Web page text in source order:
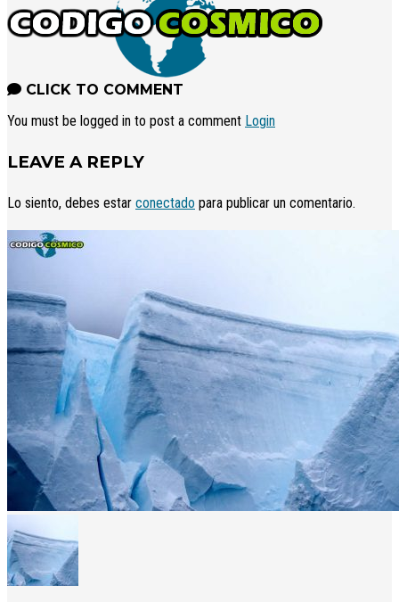
CLICK TO COMMENT
You must be logged in to post a comment Login
LEAVE A REPLY
Lo siento, debes estar conectado para publicar un comentario.